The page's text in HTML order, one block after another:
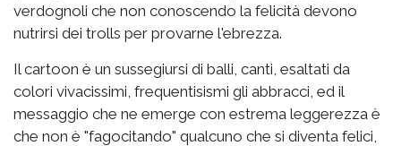
verdognoli che non conoscendo la felicità devono
nutrirsi dei trolls per provarne l'ebrezza.
Il cartoon è un sussegiursi di balli, canti, esaltati da
colori vivacissimi, frequentisismi gli abbracci, ed il
messaggio che ne emerge con estrema leggerezza è
che non è "fagocitando" qualcuno che si diventa felici,